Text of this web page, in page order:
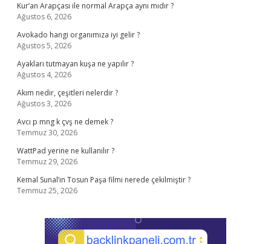
Kur’an Arapçası ile normal Arapça aynı mıdır ?
Ağustos 6, 2026
Avokado hangi organımıza iyi gelir ?
Ağustos 5, 2026
Ayakları tutmayan kuşa ne yapılır ?
Ağustos 4, 2026
Akım nedir, çeşitleri nelerdir ?
Ağustos 3, 2026
Avcı p mng k çvş ne demek ?
Temmuz 30, 2026
WattPad yerine ne kullanılır ?
Temmuz 29, 2026
Kemal Sunal’ın Tosun Paşa filmi nerede çekilmiştir ?
Temmuz 25, 2026